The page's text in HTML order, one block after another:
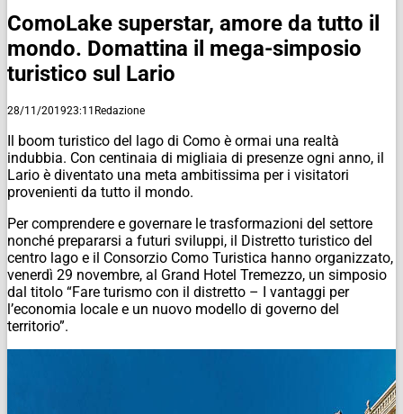
ComoLake superstar, amore da tutto il
mondo. Domattina il mega-simposio
turistico sul Lario
28/11/201923:11 Redazione
Il boom turistico del lago di Como è ormai una realtà
indubbia. Con centinaia di migliaia di presenze ogni anno, il
Lario è diventato una meta ambitissima per i visitatori
provenienti da tutto il mondo.
Per comprendere e governare le trasformazioni del settore
nonché prepararsi a futuri sviluppi, il Distretto turistico del
centro lago e il Consorzio Como Turistica hanno organizzato,
venerdì 29 novembre, al Grand Hotel Tremezzo, un simposio
dal titolo “Fare turismo con il distretto – I vantaggi per
l’economia locale e un nuovo modello di governo del
territorio”.